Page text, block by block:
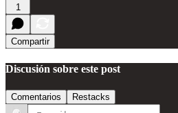
1
Compartir
Discusión sobre este post
Comentarios Restacks